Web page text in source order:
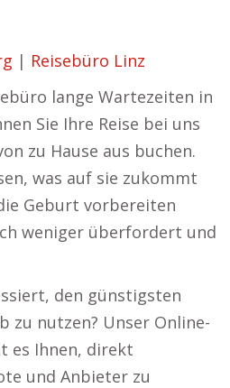
| Reisebüro Linz
lange Wartezeiten in
Sie Ihre Reise bei uns
zu Hause aus buchen.
was auf sie zukommt
Geburt vorbereiten
weniger überfordert und
den günstigsten
zu nutzen? Unser Online-
es Ihnen, direkt
und Anbieter zu